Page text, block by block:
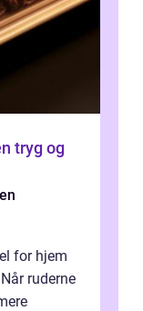
for hjem
ruderne